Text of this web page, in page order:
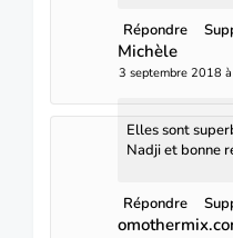
Répondre
Michèle
3 septembre 2018
Elles sont
Nadji et bonne
Répondre